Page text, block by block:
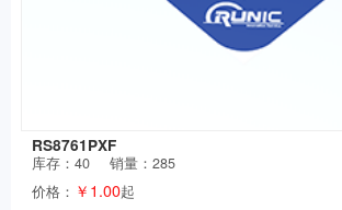
RS8761PXF
库存：40
销量：285
价格： ￥1.00起